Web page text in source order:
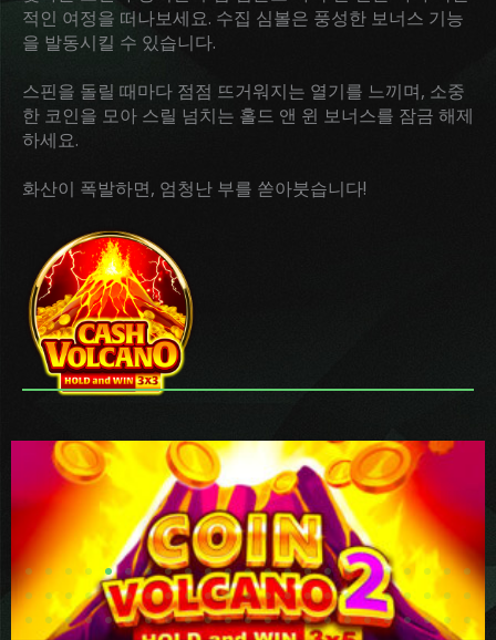
적인 여정을 떠나보세요. 수집 심볼은 풍성한 보너스 기능
을 발동시킬 수 있습니다.
스핀을 돌릴 때마다 점점 뜨거워지는 열기를 느끼며, 소중
한 코인을 모아 스릴 넘치는 홀드 앤 윈 보너스를 잠금 해제
하세요.
화산이 폭발하면, 엄청난 부를 쏟아붓습니다!